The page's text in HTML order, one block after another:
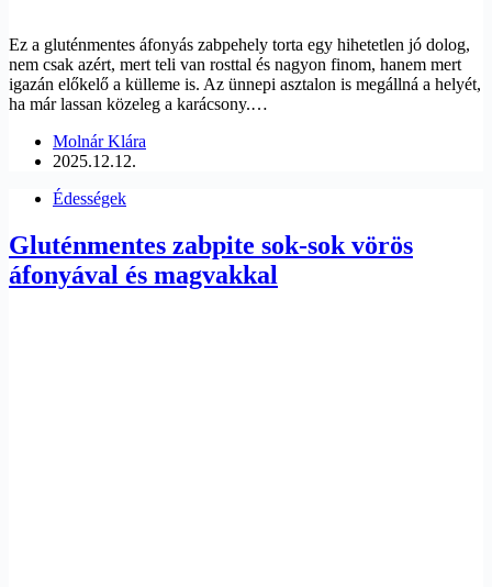
Ez a gluténmentes áfonyás zabpehely torta egy hihetetlen jó dolog,
nem csak azért, mert teli van rosttal és nagyon finom, hanem mert
igazán előkelő a külleme is. Az ünnepi asztalon is megállná a helyét,
ha már lassan közeleg a karácsony.…
Molnár Klára
2025.12.12.
Édességek
Gluténmentes zabpite sok-sok vörös
áfonyával és magvakkal